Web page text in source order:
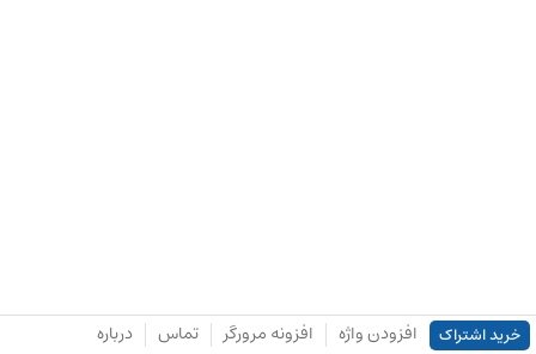
خرید اشتراک افزودن واژه افزونه مرورگر تماس درباره